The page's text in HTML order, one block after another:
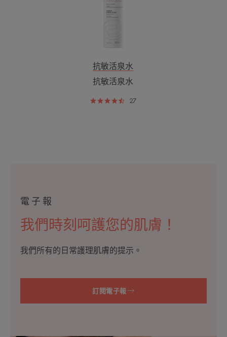
水
抗敏活泉水
抗敏活泉水
27
電子報
我們時刻呵護您的肌膚！
我們所有的日常護理肌膚的提示。
訂閱電子報